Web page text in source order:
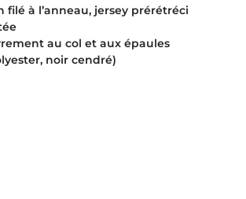
filé à l’anneau, jersey prérétréci
au col et aux épaules
noir cendré)